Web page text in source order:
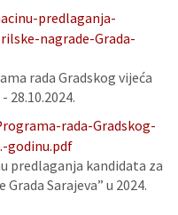
predlaganja-
nagrade-Grada-
rada Gradskog vijeća
28.10.2024.
rada-Gradskog-
godinu.pdf
predlaganja kandidata za
Sarajeva” u 2024.